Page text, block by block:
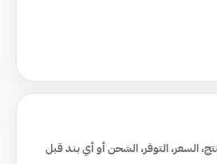
السعر، التوفر، الشحن أو أي بند قبل